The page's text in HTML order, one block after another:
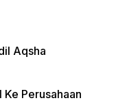
Aqsha
Perusahaan